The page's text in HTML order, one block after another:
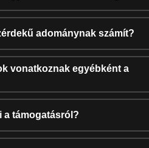
adománynak számít?
vonatkoznak egyébként a
a támogatásról?